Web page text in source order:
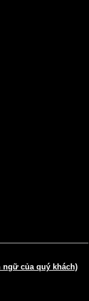
ngữ của quý khách)